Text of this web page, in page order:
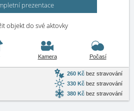
prezentace
objekt do své aktovky
Kamera Počasí
260 Kč bez stravování
330 Kč bez stravování
380 Kč bez stravování